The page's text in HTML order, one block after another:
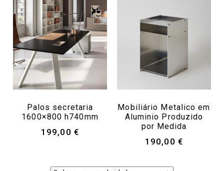
Palos secretaria
1600×800 h740mm
199,00 €
Mobiliário Metalico em
Aluminio Produzido
por Medida
190,00 €